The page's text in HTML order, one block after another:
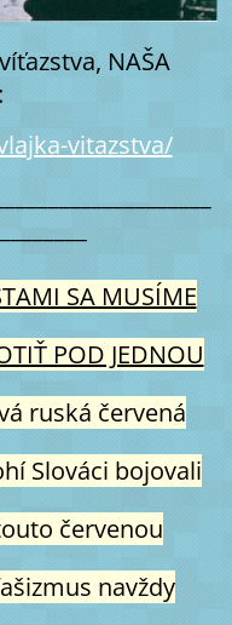
NAŠA
vitazstva/
SA MUSÍME
POD JEDNOU
ruská červená
Slováci bojovali
červenou
navždy